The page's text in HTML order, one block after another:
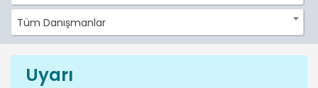
Tüm Danışmanlar
Uyarı